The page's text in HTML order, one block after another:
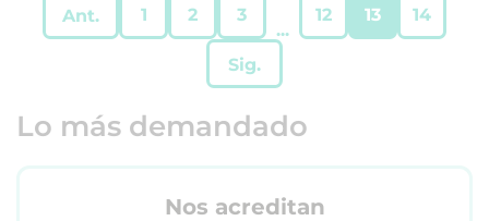
Ant. 1 2 3
...
12 13 14
Sig.
Lo más demandado
Nos acreditan